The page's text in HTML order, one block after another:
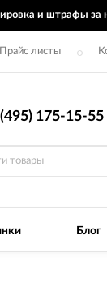
и штрафы за
Прайс листы
175-15-55
Блог